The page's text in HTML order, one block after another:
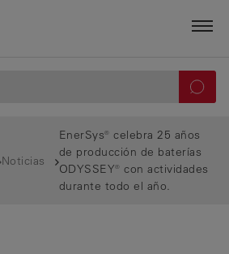
Noticias
EnerSys® celebra 25 años
de producción de baterías
ODYSSEY® con actividades
durante todo el año.